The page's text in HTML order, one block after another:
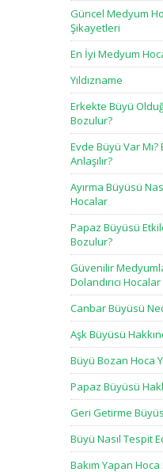
Güncel Medyum
Şikayetleri
En İyi Medyum
Yıldızname
Erkekte Büyü
Bozulur?
Evde Büyü Var Mı?
Anlaşılır?
Ayırma Büyüsü
Hocalar
Papaz Büyüsü
Bozulur?
Güvenilir
Dolandırıcı
Canbar Büyüsü
Aşk Büyüsü
Büyü Bozan Hoca
Papaz Büyüsü
Geri Getirme
Büyü Nasıl Tespit
Bakım Yapan